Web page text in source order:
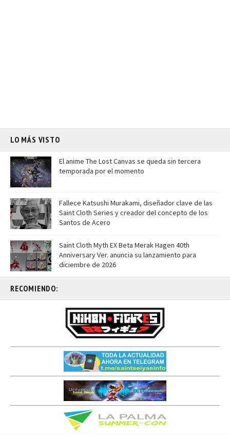
LO MÁS VISTO
El anime The Lost Canvas se queda sin tercera
temporada por el momento
Fallece Katsushi Murakami, diseñador clave de las
Saint Cloth Series y creador del concepto de los
Santos de Acero
Saint Cloth Myth EX Beta Merak Hagen 40th
Anniversary Ver. anuncia su lanzamiento para
diciembre de 2026
RECOMIENDO: